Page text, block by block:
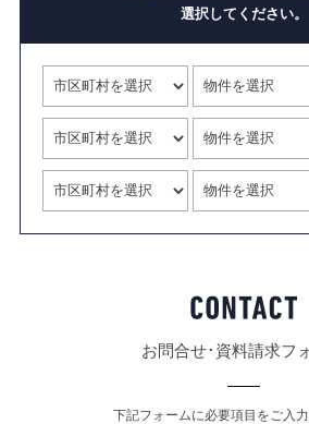
選択してください。
お問合せ･資料請求フ
下記フォームに必要項目をご入力